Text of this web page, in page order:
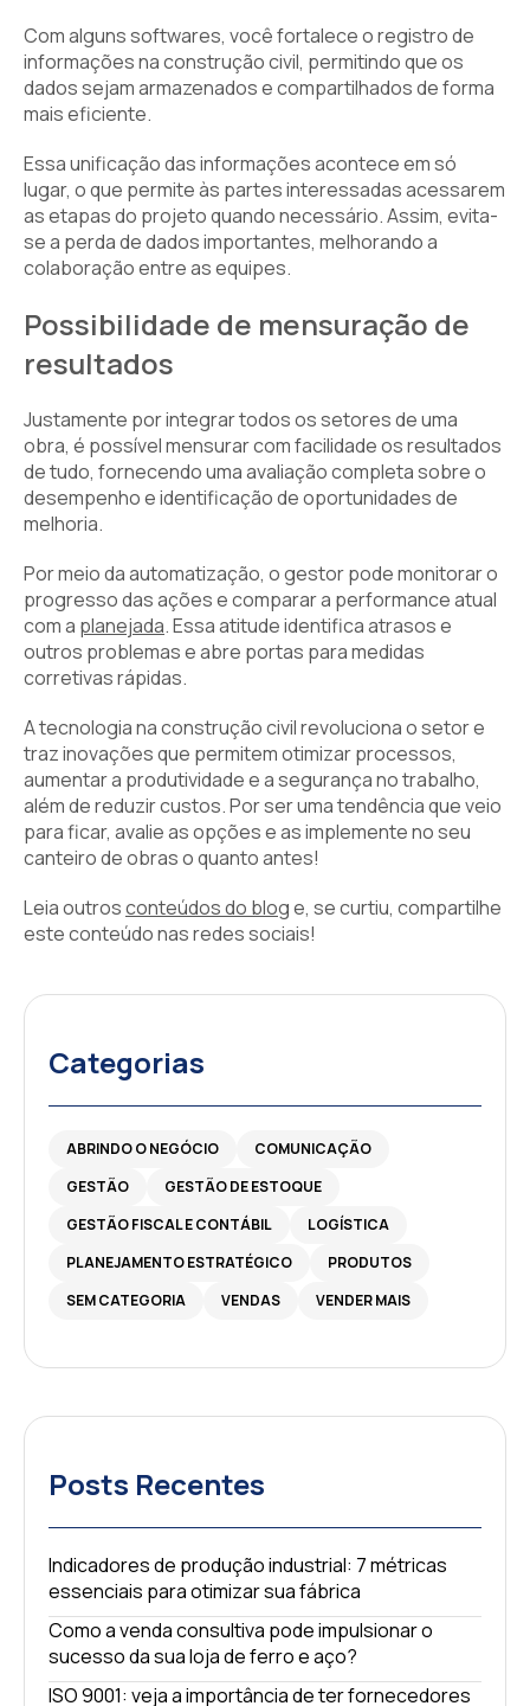
Com alguns softwares, você fortalece o registro de
informações na construção civil, permitindo que os
dados sejam armazenados e compartilhados de forma
mais eficiente.
Essa unificação das informações acontece em só
lugar, o que permite às partes interessadas acessarem
as etapas do projeto quando necessário. Assim, evita-
se a perda de dados importantes, melhorando a
colaboração entre as equipes.
Possibilidade de mensuração de
resultados
Justamente por integrar todos os setores de uma
obra, é possível mensurar com facilidade os resultados
de tudo, fornecendo uma avaliação completa sobre o
desempenho e identificação de oportunidades de
melhoria.
Por meio da automatização, o gestor pode monitorar o
progresso das ações e comparar a performance atual
com a planejada. Essa atitude identifica atrasos e
outros problemas e abre portas para medidas
corretivas rápidas.
A tecnologia na construção civil revoluciona o setor e
traz inovações que permitem otimizar processos,
aumentar a produtividade e a segurança no trabalho,
além de reduzir custos. Por ser uma tendência que veio
para ficar, avalie as opções e as implemente no seu
canteiro de obras o quanto antes!
Leia outrosconteúdos do bloge, se curtiu, compartilhe
este conteúdo nas redes sociais!
Categorias
ABRINDO O NEGÓCIO
COMUNICAÇÃO
GESTÃO
GESTÃO DE ESTOQUE
GESTÃO FISCAL E CONTÁBIL
LOGÍSTICA
PLANEJAMENTO ESTRATÉGICO
PRODUTOS
SEM CATEGORIA
VENDAS VENDER MAIS
Posts Recentes
Indicadores de produção industrial: 7 métricas
essenciais para otimizar sua fábrica
Como a venda consultiva pode impulsionar o
sucesso da sua loja de ferro e aço?
ISO 9001: veja a importância de ter fornecedores